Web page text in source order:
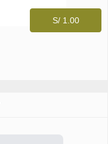
S/ 1.00